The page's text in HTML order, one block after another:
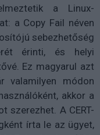
a Linux-
a Copy Fail néven
sebezhetőség
érinti, és helyi
Ez magyarul azt
valamilyen módon
akkor a
szerezhet. A CERT-
írta le az ügyet,